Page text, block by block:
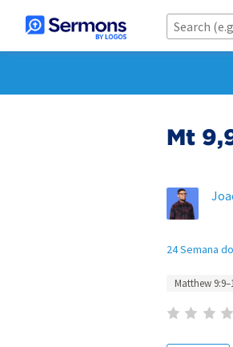
Mt
24 Semana
Matthew